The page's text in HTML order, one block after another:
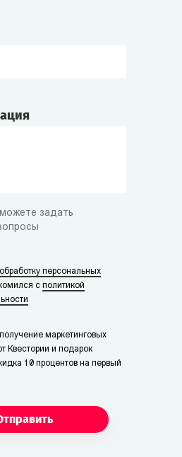
задать
обработку персональных
с политикой
маркетинговых
Квестории и подарок
10 процентов на первый